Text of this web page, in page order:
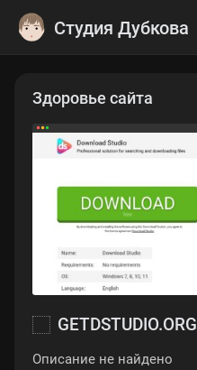
Студия Дубкова
Здоровье сайта
GETDSTUDIO.ORG
Описание не найдено